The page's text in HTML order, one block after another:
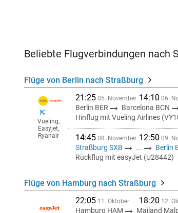
Beliebte Flugverbindungen nach
Flüge von Berlin nach Straßburg
21:25 05. November 14:10 06.
Berlin BER Barcelona BCN
Hinflug mit Vueling Airlines
14:45 08. November 12:50 09.
Straßburg SXB ...
Berlin
Rückflug mit easyJet (U28442)
Vueling,
Easyjet,
Ryanair
Flüge von Hamburg nach Straßburg
22:05 11. Oktober 18:20 12.
Hamburg HAM Mailand